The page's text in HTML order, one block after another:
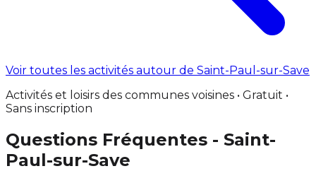
Voir toutes les activités autour de Saint-Paul-sur-Save
Activités et loisirs des communes voisines • Gratuit •
Sans inscription
Questions Fréquentes - Saint-
Paul-sur-Save